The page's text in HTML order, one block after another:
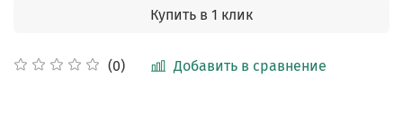
(0) Добавить в сравнение
Купить в 1 клик